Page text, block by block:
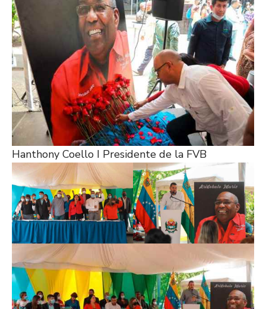
Hanthony Coello I Presidente de la FVB